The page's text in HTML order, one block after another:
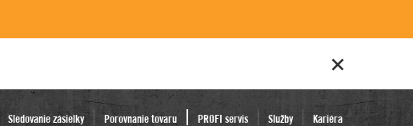
Sledovanie zásielky Porovnanie tovaru PROFI servis Služby Kariéra